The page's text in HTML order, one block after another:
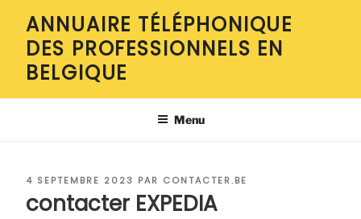
contenu
principal
ANNUAIRE TÉLÉPHONIQUE
DES PROFESSIONNELS EN
BELGIQUE
Menu
PUBLIÉ
4 SEPTEMBRE 2023 PAR CONTACTER.BE
contacter EXPEDIA